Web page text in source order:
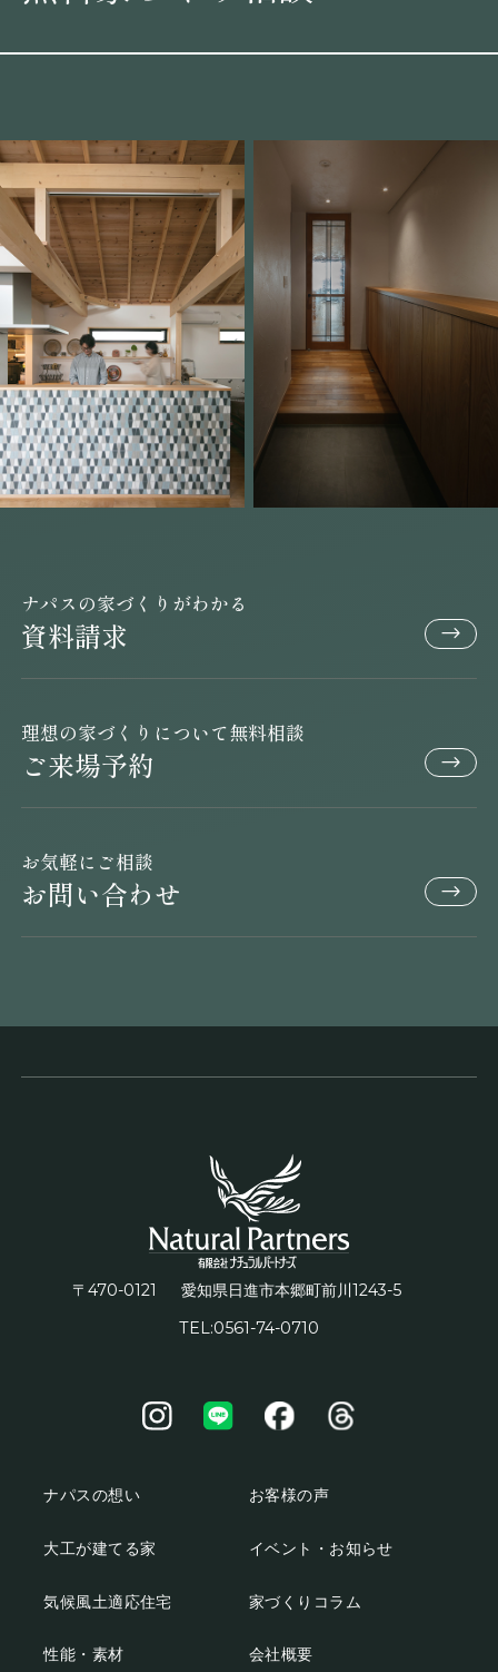
ナパスの家づくりがわかる
資料請求
理想の家づくりについて無料相談
ご来場予約
お気軽にご相談
お問い合わせ
〒470-0121 愛知県日進市本郷町前川 1243-5
TEL:0561-74-0710
ナパスの想い
大工が建てる家
気候風土適応住宅
性能・素材
お客様の声
イベント・お知らせ
家づくりコラム
会社概要